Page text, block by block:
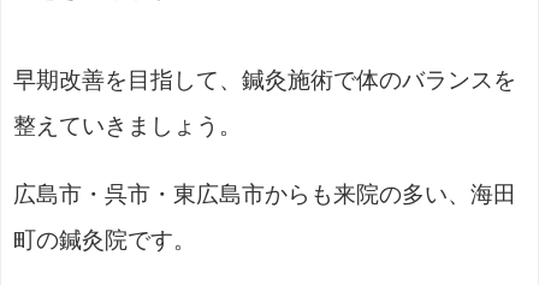
早期改善を目指して、鍼灸施術で体のバランスを
整えていきましょう。
広島市・呉市・東広島市からも来院の多い、海田
町の鍼灸院です。